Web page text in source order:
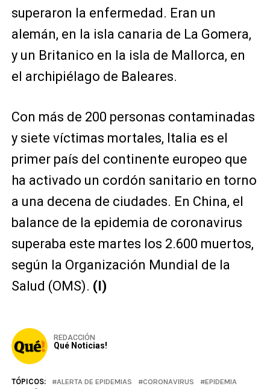
superaron la enfermedad. Eran un
alemán, en la isla canaria de La Gomera,
y un Britanico en la isla de Mallorca, en
el archipiélago de Baleares.
Con más de 200 personas contaminadas
y siete víctimas mortales, Italia es el
primer país del continente europeo que
ha activado un cordón sanitario en torno
a una decena de ciudades. En China, el
balance de la epidemia de coronavirus
superaba este martes los 2.600 muertos,
según la Organización Mundial de la
Salud (OMS). (I)
REDACCIÓN
Qué Noticias!
TÓPICOS: ALERTA DE EPIDEMIAS CORONAVIRUS
EPIDEMIA